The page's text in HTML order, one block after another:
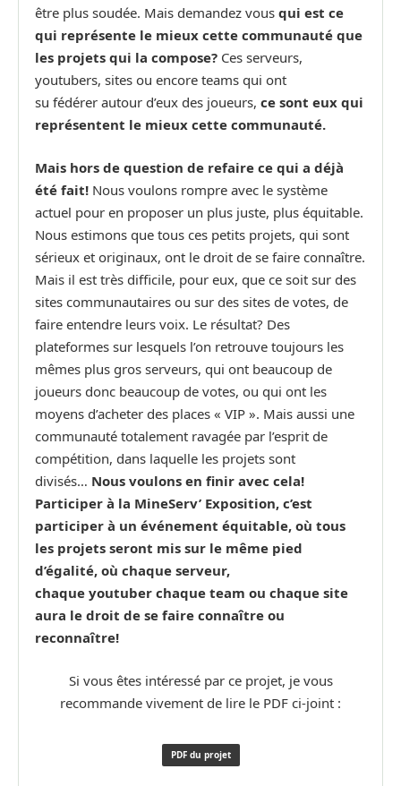
être plus soudée. Mais demandez vous qui est ce
qui représente le mieux cette communauté que
les projets qui la compose? Ces serveurs,
youtubers, sites ou encore teams qui ont
su fédérer autour d’eux des joueurs, ce sont eux qui
représentent le mieux cette communauté.
Mais hors de question de refaire ce qui a déjà
été fait! Nous voulons rompre avec le système
actuel pour en proposer un plus juste, plus équitable.
Nous estimons que tous ces petits projets, qui sont
sérieux et originaux, ont le droit de se faire connaître.
Mais il est très difficile, pour eux, que ce soit sur des
sites communautaires ou sur des sites de votes, de
faire entendre leurs voix. Le résultat? Des
plateformes sur lesquels l’on retrouve toujours les
mêmes plus gros serveurs, qui ont beaucoup de
joueurs donc beaucoup de votes, ou qui ont les
moyens d’acheter des places « VIP ». Mais aussi une
communauté totalement ravagée par l’esprit de
compétition, dans laquelle les projets sont
divisés… Nous voulons en finir avec cela!
Participer à la MineServ’ Exposition, c’est
participer à un événement équitable, où tous
les projets seront mis sur le même pied
d’égalité, où chaque serveur,
chaque youtuber chaque team ou chaque site
aura le droit de se faire connaître ou
reconnaître!
Si vous êtes intéressé par ce projet, je vous
recommande vivement de lire le PDF ci-joint :
PDF du projet